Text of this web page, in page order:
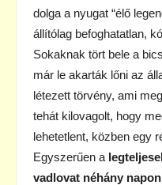
dolga a nyugat “élő
állítólag befoghatatlan,
Sokaknak tört bele a
már le akarták lőni az
létezett törvény, ami
tehát kilovagolt, hogy
lehetetlent, közben egy
Egyszerűen a
vadlovat néhány